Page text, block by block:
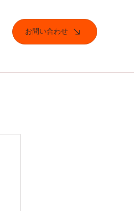
お問い合わせ